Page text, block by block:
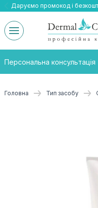
Даруємо безкоштовну
-25% на
Даруємо промокод і
Персональна консультація
Головна Тип засобу